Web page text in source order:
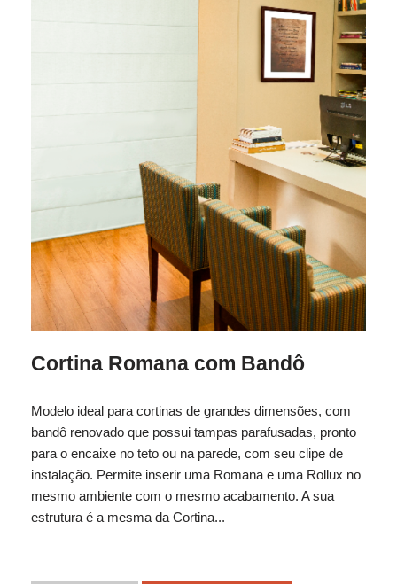
Cortina Romana com Bandô
Modelo ideal para cortinas de grandes dimensões, com
bandô renovado que possui tampas parafusadas, pronto
para o encaixe no teto ou na parede, com seu clipe de
instalação. Permite inserir uma Romana e uma Rollux no
mesmo ambiente com o mesmo acabamento. A sua
estrutura é a mesma da Cortina...